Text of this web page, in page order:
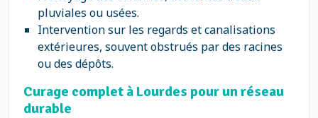
pluviales ou usées.
Intervention sur les regards et canalisations
extérieures, souvent obstrués par des racines
ou des dépôts.
Curage complet à Lourdes pour un réseau
durable